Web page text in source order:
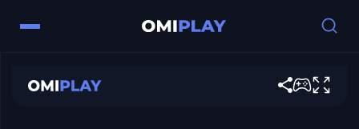
Eggy Car
Strelice / A-D – Vozite pažljivo bez ispuštanja